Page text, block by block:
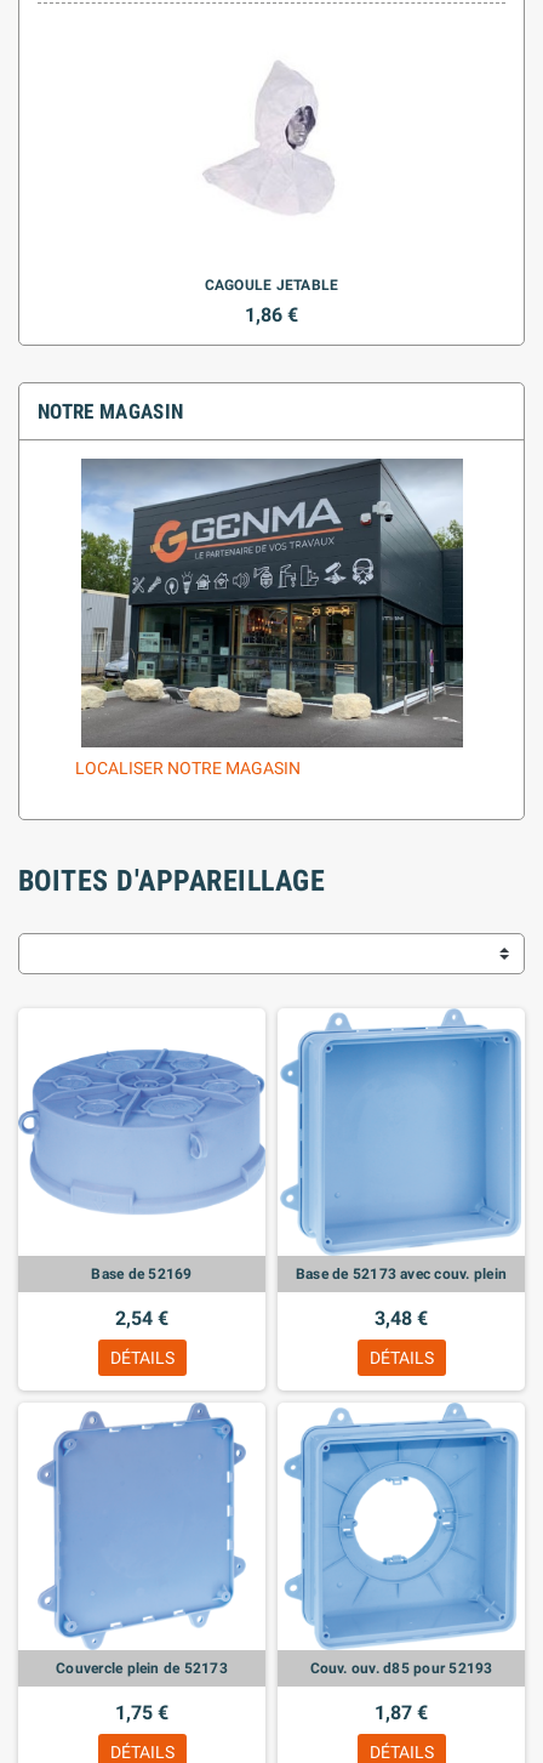
CAGOULE JETABLE
1,86 €
NOTRE MAGASIN
LOCALISER NOTRE MAGASIN
BOITES D'APPAREILLAGE
Base de 52169
2,54 €
DÉTAILS
Base de 52173 avec couv. plein
3,48 €
DÉTAILS
Couvercle plein de 52173
1,75 €
DÉTAILS
Couv. ouv. d85 pour 52193
1,87 €
DÉTAILS